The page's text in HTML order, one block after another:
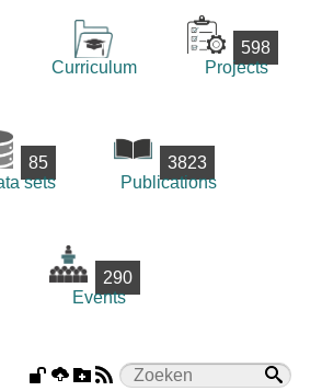
Curriculum
598
Projects
85
sets
3823
Publications
290
Events